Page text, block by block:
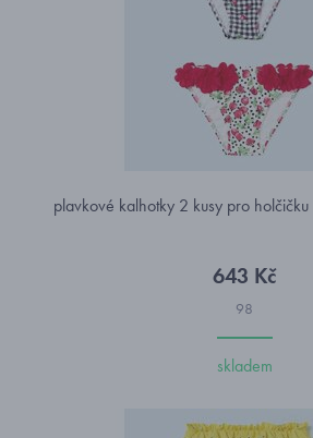
plavkové kalhotky 2 kusy pro
643 Kč
98
skladem